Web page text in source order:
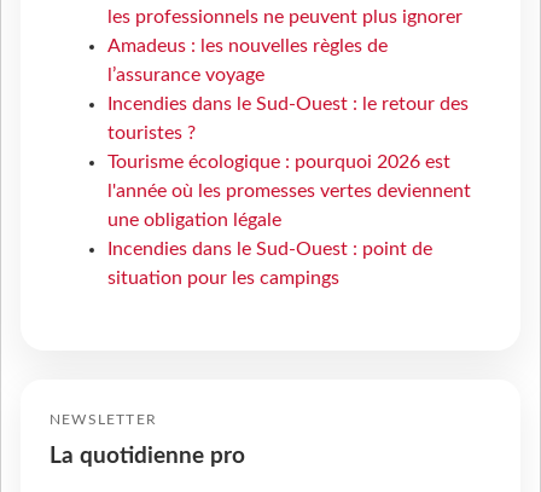
les professionnels ne peuvent plus ignorer
Amadeus : les nouvelles règles de
l’assurance voyage
Incendies dans le Sud-Ouest : le retour des
touristes ?
Tourisme écologique : pourquoi 2026 est
l'année où les promesses vertes deviennent
une obligation légale
Incendies dans le Sud-Ouest : point de
situation pour les campings
NEWSLETTER
La quotidienne pro